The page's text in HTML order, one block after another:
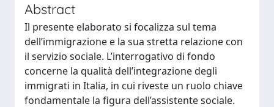
Abstract
Il presente elaborato si focalizza sul tema
dell’immigrazione e la sua stretta relazione con
il servizio sociale. L’interrogativo di fondo
concerne la qualità dell’integrazione degli
immigrati in Italia, in cui riveste un ruolo chiave
fondamentale la figura dell’assistente sociale.